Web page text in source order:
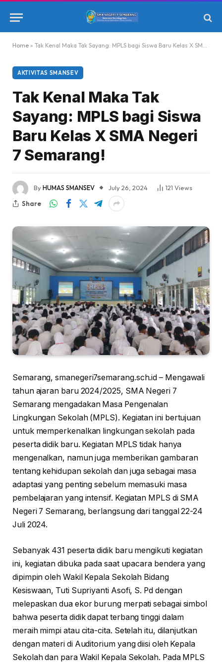
Home » Tak Kenal Maka Tak Sayang: MPLS bagi Siswa Baru Kelas X SMA Negeri 7 Semarang!
AKTIVITAS SMANSEV
Tak Kenal Maka Tak
Sayang: MPLS bagi Siswa
Baru Kelas X SMA Negeri
7 Semarang!
ByHUMAS SMANSEV July 26, 2024 121 Views
Share
Semarang, smanegeri7semarang.sch.id – Mengawali
tahun ajaran baru 2024/2025, SMA Negeri 7
Semarang mengadakan Masa Pengenalan
Lingkungan Sekolah (MPLS). Kegiatan ini bertujuan
untuk memperkenalkan lingkungan sekolah pada
peserta didik baru. Kegiatan MPLS tidak hanya
mengenalkan, namun juga memberikan gambaran
tentang kehidupan sekolah dan juga sebagai masa
adaptasi yang penting sebelum memasuki masa
pembelajaran yang intensif. Kegiatan MPLS di SMA
Negeri 7 Semarang, berlangsung dari tanggal 22-24
Juli 2024.
Sebanyak 431 peserta didik baru mengikuti kegiatan
ini, kegiatan dibuka pada saat upacara bendera yang
dipimpin oleh Wakil Kepala Sekolah Bidang
Kesiswaan, Tuti Supriyanti Asofi, S. Pd dengan
melepaskan dua ekor burung merpati sebagai simbol
bahwa peserta didik dapat terbang tinggi dalam
meraih mimpi atau cita-cita. Setelah itu, dilanjutkan
dengan materi di Auditorium yang diisi oleh Kepala
Sekolah dan para Wakil Kepala Sekolah. Pada MPLS